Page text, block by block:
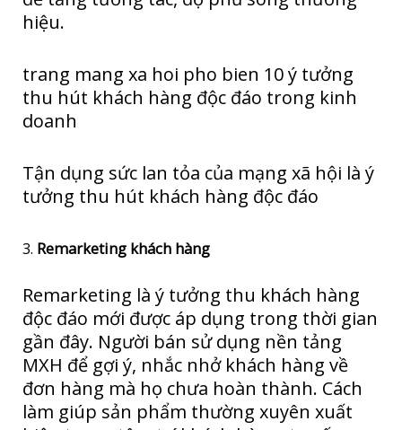
hiệu.
trang mang xa hoi pho bien 10 ý tưởng
thu hút khách hàng độc đáo trong kinh
doanh
Tận dụng sức lan tỏa của mạng xã hội là ý
tưởng thu hút khách hàng độc đáo
3. Remarketing khách hàng
Remarketing là ý tưởng thu khách hàng
độc đáo mới được áp dụng trong thời gian
gần đây. Người bán sử dụng nền tảng
MXH để gợi ý, nhắc nhở khách hàng về
đơn hàng mà họ chưa hoàn thành. Cách
làm giúp sản phẩm thường xuyên xuất